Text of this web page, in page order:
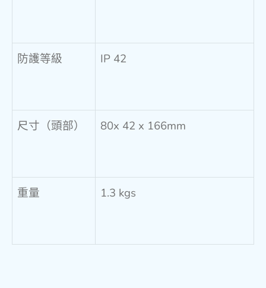
防護等級 IP 42
尺寸（頭部） 80x 42 x 166mm
重量 1.3 kgs